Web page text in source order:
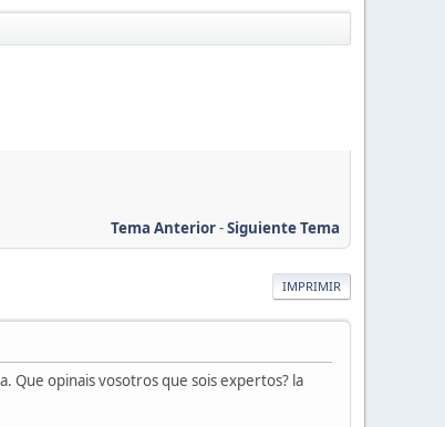
Tema Anterior-Siguiente Tema
IMPRIMIR
Que opinais vosotros que sois expertos? la